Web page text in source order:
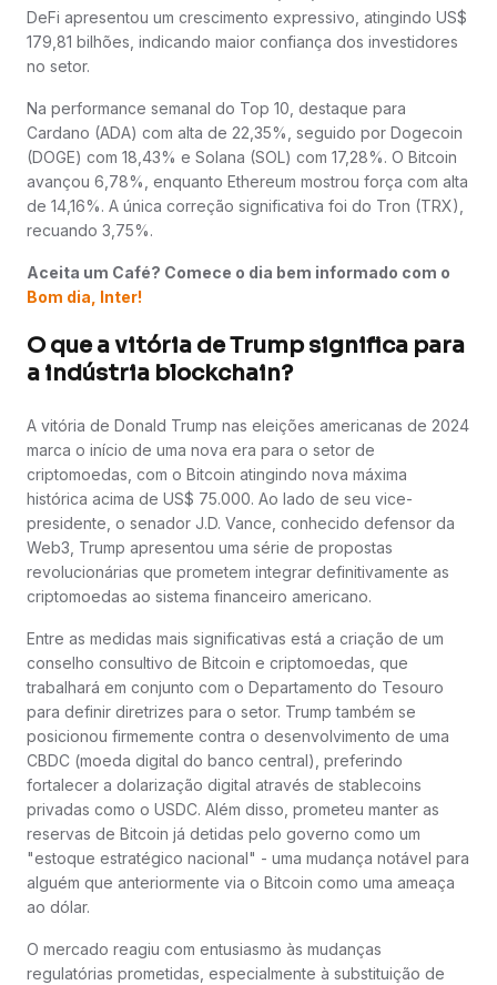
DeFi apresentou um crescimento expressivo, atingindo US$
179,81 bilhões, indicando maior confiança dos investidores
no setor.
Na performance semanal do Top 10, destaque para
Cardano (ADA) com alta de 22,35%, seguido por Dogecoin
(DOGE) com 18,43% e Solana (SOL) com 17,28%. O Bitcoin
avançou 6,78%, enquanto Ethereum mostrou força com alta
de 14,16%. A única correção significativa foi do Tron (TRX),
recuando 3,75%.
Aceita um Café? Comece o dia bem informado com o
Bom dia, Inter!
O que a vitória de Trump significa para
a indústria blockchain?
A vitória de Donald Trump nas eleições americanas de 2024
marca o início de uma nova era para o setor de
criptomoedas, com o Bitcoin atingindo nova máxima
histórica acima de US$ 75.000. Ao lado de seu vice-
presidente, o senador J.D. Vance, conhecido defensor da
Web3, Trump apresentou uma série de propostas
revolucionárias que prometem integrar definitivamente as
criptomoedas ao sistema financeiro americano.
Entre as medidas mais significativas está a criação de um
conselho consultivo de Bitcoin e criptomoedas, que
trabalhará em conjunto com o Departamento do Tesouro
para definir diretrizes para o setor. Trump também se
posicionou firmemente contra o desenvolvimento de uma
CBDC (moeda digital do banco central), preferindo
fortalecer a dolarização digital através de stablecoins
privadas como o USDC. Além disso, prometeu manter as
reservas de Bitcoin já detidas pelo governo como um
"estoque estratégico nacional" - uma mudança notável para
alguém que anteriormente via o Bitcoin como uma ameaça
ao dólar.
O mercado reagiu com entusiasmo às mudanças
regulatórias prometidas, especialmente à substituição de